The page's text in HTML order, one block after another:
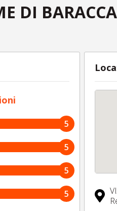
DI
5
5
5
5